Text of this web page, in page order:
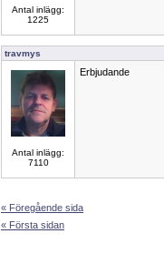
Antal inlägg:
1225
travmys
Antal inlägg:
7110
Erbjudande
« Föregående sida
« Första sidan